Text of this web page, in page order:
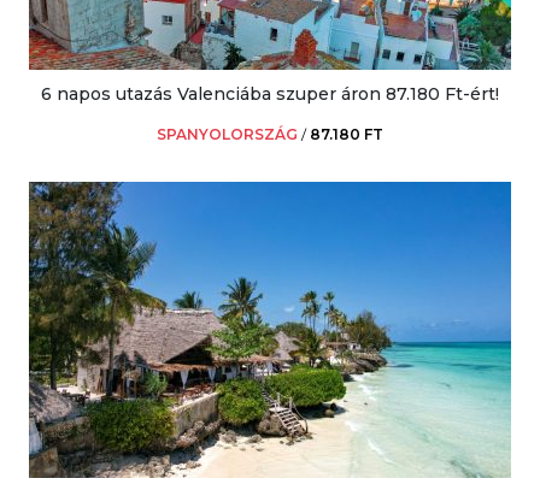
6 napos utazás Valenciába szuper áron 87.180 Ft-ért!
SPANYOLORSZÁG / 87.180 FT